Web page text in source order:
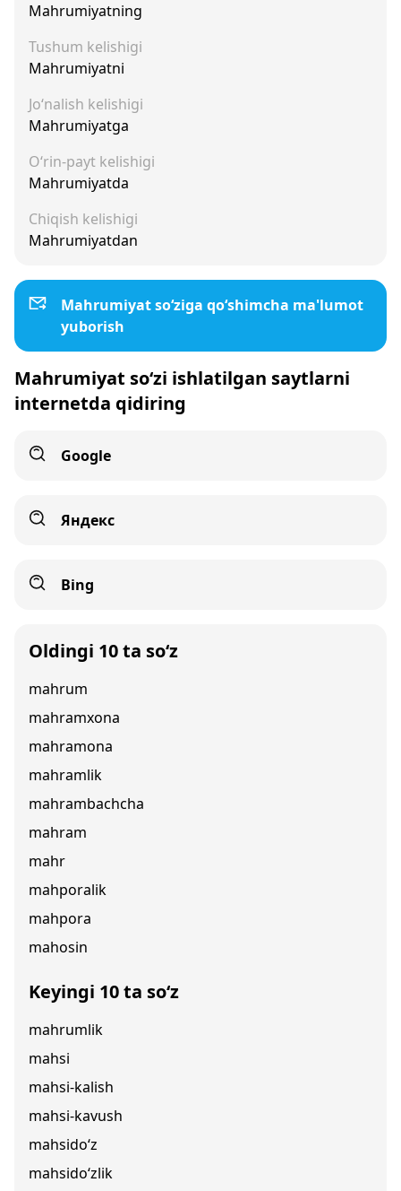
Mahrumiyatning
Tushum kelishigi
Mahrumiyatni
Jo‘nalish kelishigi
Mahrumiyatga
O‘rin-payt kelishigi
Mahrumiyatda
Chiqish kelishigi
Mahrumiyatdan
Mahrumiyat so‘ziga qo‘shimcha ma'lumot
yuborish
Mahrumiyat so‘zi ishlatilgan saytlarni
internetda qidiring
Google
Яндекс
Bing
Oldingi 10 ta so‘z
mahrum
mahramxona
mahramona
mahramlik
mahrambachcha
mahram
mahr
mahporalik
mahpora
mahosin
Keyingi 10 ta so‘z
mahrumlik
mahsi
mahsi-kalish
mahsi-kavush
mahsido‘z
mahsido‘zlik